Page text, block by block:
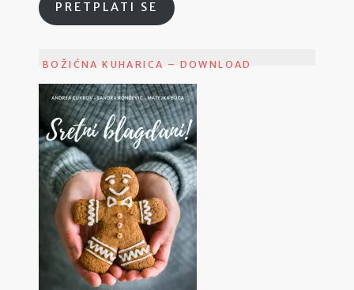
PRETPLATI SE
BOŽIĆNA KUHARICA – DOWNLOAD